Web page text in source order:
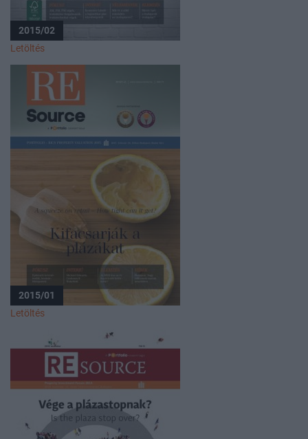
2015/02
Letöltés
2015/01
Letöltés